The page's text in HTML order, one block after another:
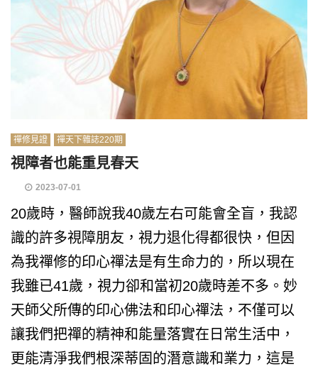
禪修見證 禪天下雜誌220期
視障者也能重見春天
2023-07-01
20歲時，醫師說我40歲左右可能會全盲，我認
識的許多視障朋友，視力退化得都很快，但因
為我禪修的印心禪法是有生命力的，所以現在
我雖已41歲，視力卻和當初20歲時差不多。妙
天師父所傳的印心佛法和印心禪法，不僅可以
讓我們把禪的精神和能量落實在日常生活中，
更能清淨我們根深蒂固的潛意識和業力，這是